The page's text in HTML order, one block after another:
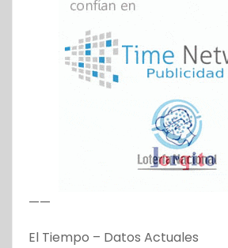
——
El Tiempo – Datos Actuales